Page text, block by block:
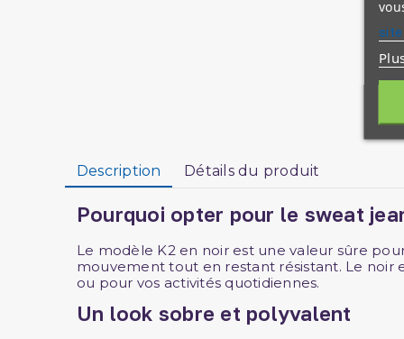
Description Détails du produit
Pourquoi opter pour le sweat
Le modèle K2 en noir est une valeur sûre
mouvement tout en restant résistant. Le noir
ou pour vos activités quotidiennes.
Un look sobre et polyvalent